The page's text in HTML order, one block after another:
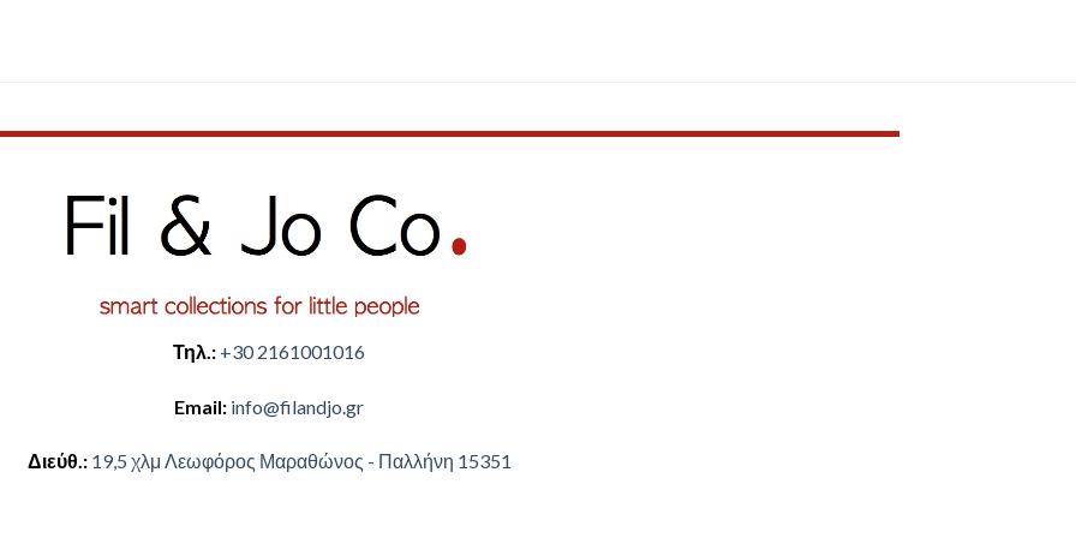
Τηλ.: +30 2161001016
Email: ​info@filandjo.gr
Διεύθ.: ​​19,5 χλμ Λεωφόρος Μαραθώνος - ​​Παλλήνη 15351